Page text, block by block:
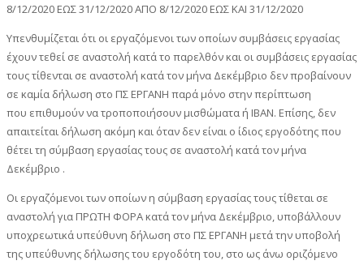
8/12/2020 ΕΩΣ 31/12/2020 ΑΠΟ 8/12/2020 ΕΩΣ ΚΑΙ 31/12/2020
Υπενθυμίζεται ότι οι εργαζόμενοι των οποίων συμβάσεις εργασίας
έχουν τεθεί σε αναστολή κατά το παρελθόν και οι συμβάσεις εργασίας
τους τίθενται σε αναστολή κατά τον μήνα Δεκέμβριο δεν προβαίνουν
σε καμία δήλωση στο ΠΣ ΕΡΓΑΝΗ παρά μόνο στην περίπτωση
που επιθυμούν να τροποποιήσουν μισθώματα ή ΙΒΑΝ. Επίσης, δεν
απαιτείται δήλωση ακόμη και όταν δεν είναι ο ίδιος εργοδότης που
θέτει τη σύμβαση εργασίας τους σε αναστολή κατά τον μήνα
Δεκέμβριο .
Οι εργαζόμενοι των οποίων η σύμβαση εργασίας τους τίθεται σε
αναστολή για ΠΡΩΤΗ ΦΟΡΑ κατά τον μήνα Δεκέμβριο, υποβάλλουν
υποχρεωτικά υπεύθυνη δήλωση στο ΠΣ ΕΡΓΑΝΗ μετά την υποβολή
της υπεύθυνης δήλωσης του εργοδότη του, στο ως άνω οριζόμενο